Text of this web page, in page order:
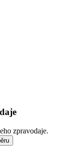
zpravodaje.